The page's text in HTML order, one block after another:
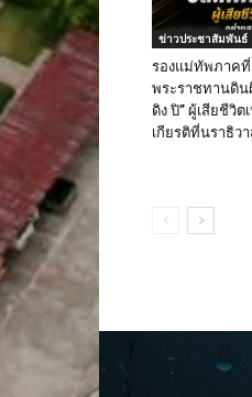
ข่าวประชาสัมพันธ์
รองแม่ทัพภาคที่
พระราชทานดิน
ดิง ปิ” ผู้เสียชีวิต
เกียรติที่นราธิว